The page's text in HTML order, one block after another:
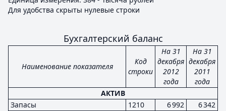
Для удобства скрыты нулевые строки
Бухгалтерский баланс
Наименование показателя
Код
строки
На 31
декабря
2012
года
На 31
декабря
2011
года
АКТИВ
Запасы
1210 6 992
6 342